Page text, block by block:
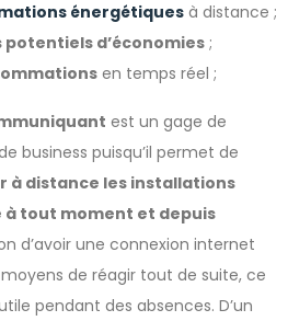
énergétiques à distance ;
d’économies ;
en temps réel ;
est un gage de
business puisqu’il permet de
à distance les installations
à tout moment et depuis
d’avoir une connexion internet
de réagir tout de suite, ce
pendant des absences. D’un